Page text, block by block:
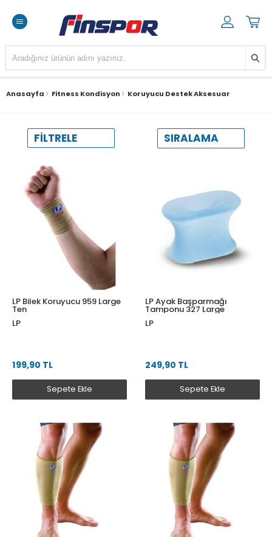
Anasayfa Fitness Kondisyon Koruyucu Destek Aksesuar
FILTRELE SIRALAMA
LP Bilek Koruyucu 959 Large
Ten
LP
199,90 TL
Sepete Ekle
LP Ayak Başparmağı
Tamponu 327 Large
LP
249,90 TL
Sepete Ekle